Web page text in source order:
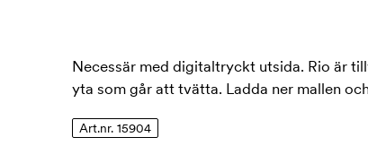
Necessär med digitaltryckt utsida. Rio är
yta som går att tvätta. Ladda ner mallen
Art.nr. 15904